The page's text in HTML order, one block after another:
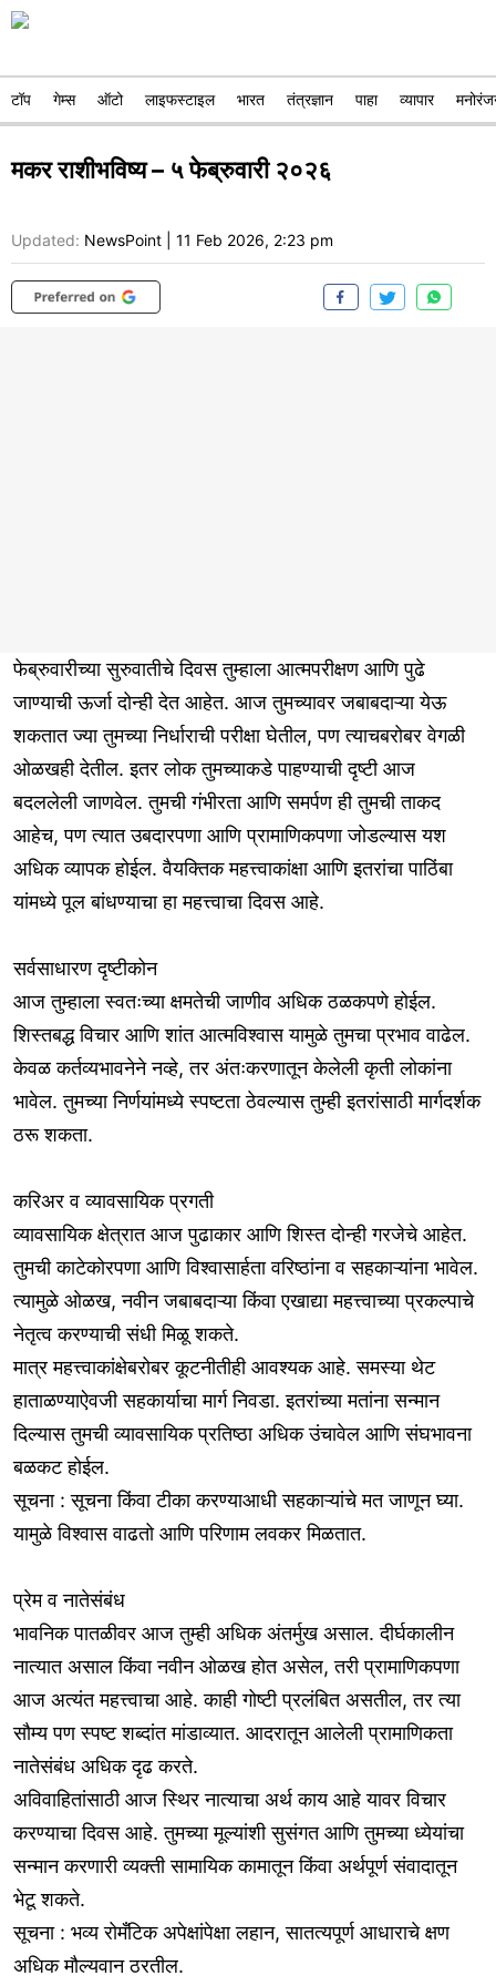
टॉप गेम्स ऑटो लाइफस्टाइल भारत तंत्रज्ञान पाहा व्यापार
मकर राशीभविष्य – ५ फेब्रुवारी २०२६
Updated: NewsPoint 11 Feb 2026, 2:23 pm
फेब्रुवारीच्या सुरुवातीचे दिवस तुम्हाला आत्मपरीक्षण आणि पुढे
जाण्याची ऊर्जा दोन्ही देत आहेत. आज तुमच्यावर जबाबदाऱ्या येऊ
शकतात ज्या तुमच्या निर्धाराची परीक्षा घेतील, पण त्याचबरोबर वेगळी
ओळखही देतील. इतर लोक तुमच्याकडे पाहण्याची दृष्टी आज
बदललेली जाणवेल. तुमची गंभीरता आणि समर्पण ही तुमची ताकद
आहेच, पण त्यात उबदारपणा आणि प्रामाणिकपणा जोडल्यास यश
अधिक व्यापक होईल. वैयक्तिक महत्त्वाकांक्षा आणि इतरांचा पाठिंबा
यांमध्ये पूल बांधण्याचा हा महत्त्वाचा दिवस आहे.
सर्वसाधारण दृष्टीकोन
आज तुम्हाला स्वतःच्या क्षमतेची जाणीव अधिक ठळकपणे होईल.
शिस्तबद्ध विचार आणि शांत आत्मविश्वास यामुळे तुमचा प्रभाव वाढेल.
केवळ कर्तव्यभावनेने नव्हे, तर अंतःकरणातून केलेली कृती लोकांना
भावेल. तुमच्या निर्णयांमध्ये स्पष्टता ठेवल्यास तुम्ही इतरांसाठी मार्गदर्शक
ठरू शकता.
करिअर व व्यावसायिक प्रगती
व्यावसायिक क्षेत्रात आज पुढाकार आणि शिस्त दोन्ही गरजेचे आहेत.
तुमची काटेकोरपणा आणि विश्वासार्हता वरिष्ठांना व सहकाऱ्यांना भावेल.
त्यामुळे ओळख, नवीन जबाबदाऱ्या किंवा एखाद्या महत्त्वाच्या प्रकल्पाचे
नेतृत्व करण्याची संधी मिळू शकते.
मात्र महत्त्वाकांक्षेबरोबर कूटनीतीही आवश्यक आहे. समस्या थेट
हाताळण्याऐवजी सहकार्याचा मार्ग निवडा. इतरांच्या मतांना सन्मान
दिल्यास तुमची व्यावसायिक प्रतिष्ठा अधिक उंचावेल आणि संघभावना
बळकट होईल.
सूचना : सूचना किंवा टीका करण्याआधी सहकाऱ्यांचे मत जाणून घ्या.
यामुळे विश्वास वाढतो आणि परिणाम लवकर मिळतात.
प्रेम व नातेसंबंध
भावनिक पातळीवर आज तुम्ही अधिक अंतर्मुख असाल. दीर्घकालीन
नात्यात असाल किंवा नवीन ओळख होत असेल, तरी प्रामाणिकपणा
आज अत्यंत महत्त्वाचा आहे. काही गोष्टी प्रलंबित असतील, तर त्या
सौम्य पण स्पष्ट शब्दांत मांडाव्यात. आदरातून आलेली प्रामाणिकता
नातेसंबंध अधिक दृढ करते.
अविवाहितांसाठी आज स्थिर नात्याचा अर्थ काय आहे यावर विचार
करण्याचा दिवस आहे. तुमच्या मूल्यांशी सुसंगत आणि तुमच्या ध्येयांचा
सन्मान करणारी व्यक्ती सामायिक कामातून किंवा अर्थपूर्ण संवादातून
भेटू शकते.
सूचना : भव्य रोमँटिक अपेक्षांपेक्षा लहान, सातत्यपूर्ण आधाराचे क्षण
अधिक मौल्यवान ठरतील.